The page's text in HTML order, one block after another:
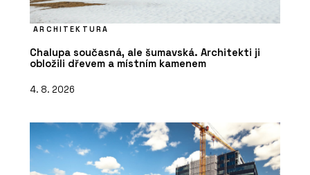
ARCHITEKTURA
Chalupa současná, ale šumavská. Architekti ji
obložili dřevem a místním kamenem
4. 8. 2026